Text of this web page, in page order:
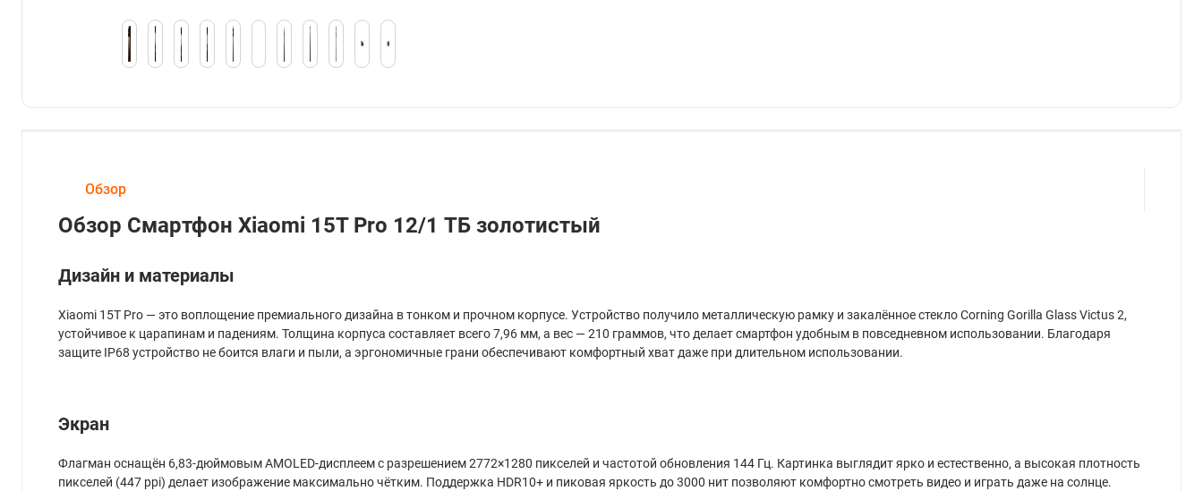
Обзор
Обзор Смартфон Xiaomi 15T Pro 12/1 ТБ золотистый
Дизайн и материалы
Xiaomi 15T Pro — это воплощение премиального дизайна в тонком и прочном корпусе. Устройство получило металлическую рамку и закалённое стекло Corning Gorilla Glass Victus 2,
устойчивое к царапинам и падениям. Толщина корпуса составляет всего 7,96 мм, а вес — 210 граммов, что делает смартфон удобным в повседневном использовании. Благодаря
защите IP68 устройство не боится влаги и пыли, а эргономичные грани обеспечивают комфортный хват даже при длительном использовании.
Экран
Флагман оснащён 6,83-дюймовым AMOLED-дисплеем с разрешением 2772×1280 пикселей и частотой обновления 144 Гц. Картинка выглядит ярко и естественно, а высокая плотность
пикселей (447 ppi) делает изображение максимально чётким. Поддержка HDR10+ и пиковая яркость до 3000 нит позволяют комфортно смотреть видео и играть даже на солнце.